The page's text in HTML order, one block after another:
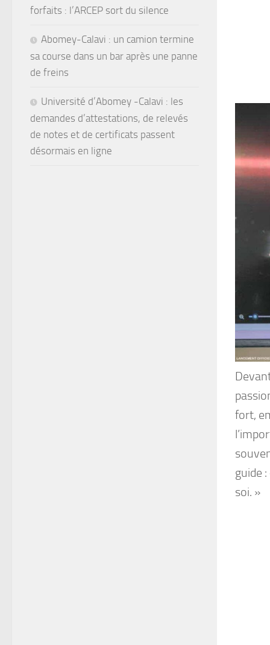
fort,
guide
soi. »
forfaits : l’ARCEP sort du silence
Abomey-Calavi : un camion termine
sa course dans un bar après une panne
de freins
Université d’Abomey -Calavi : les
demandes d’attestations, de relevés
de notes et de certificats passent
désormais en ligne